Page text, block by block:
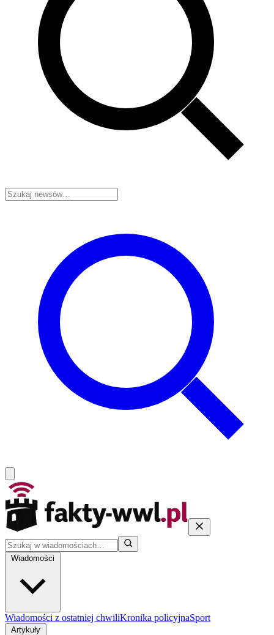
Wiadomości
Wiadomości z ostatniej chwiliKronika policyjnaSport
Artykuły